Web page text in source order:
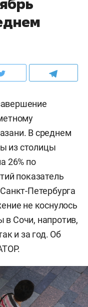
В среднем
из столицы
26% по
показатель
Петербурга
не коснулось
Сочи, напротив,
и за год. Об